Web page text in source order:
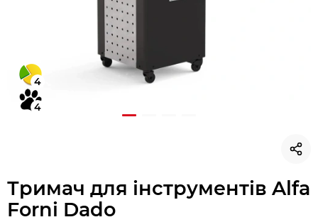
4
4
Тримач для інструментів Alfa
Forni Dado